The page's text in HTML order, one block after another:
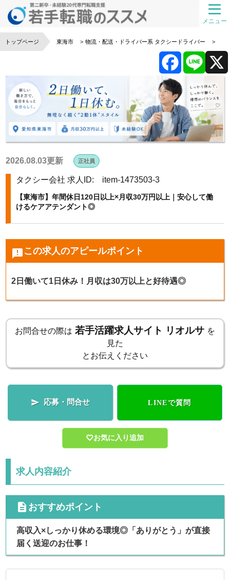
メニュー
トップページ 東海市 物流・配送・ドライバー系 タクシードライバー
2026.08.03更新 正社員
タクシー会社 求人ID: item-1473503-3
【東海市】年間休日120日以上×月収30万円以上｜安心して働
けるケアアテンダント◎
announcement この求人のアピールポイント
2日働いて1日休み！月収は30万以上と好待遇◎
お問合せの際は 若手活躍求人サイト リオルサ を
見た
とお伝えください
 応募・問合せ LINEで質問
お気に入り追加
求人内容紹介
cdescription おすすめポイント
高収入×しっかり休める環境◎「ありがとう」が直接
届く送迎のお仕事！
F
a
c
b
i
n